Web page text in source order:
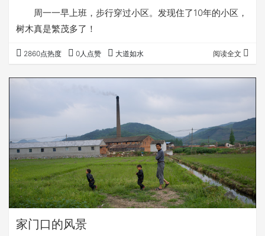
周一一早上班，步行穿过小区。发现住了10年的小区，
树木真是繁茂多了！
2860点热度 0人点赞 大道如水 阅读全文
家门口的风景